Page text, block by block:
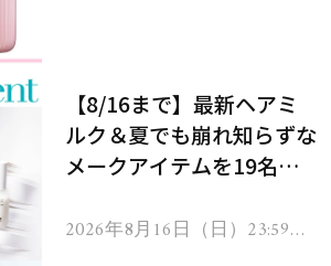
【8/16まで】最新ヘアミ
ルク＆夏でも崩れ知らずな
メークアイテムを19名様
2026年8月16日（日）23:59ま